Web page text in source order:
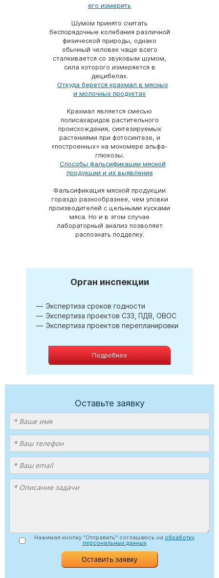
его измерить
Шумом принято считать
беспорядочные колебания различной
физической природы, однако
обычный человек чаще всего
сталкивается со звуковым шумом,
сила которого измеряется в
децибелах.
Откуда берется крахмал в мясных
и молочных продуктах
Крахмал является смесью
полисахаридов растительного
происхождения, синтезируемых
растениями при фотосинтезе, и
«построенных» на мономере альфа-
глюкозы.
Способы фальсификации мясной
продукции и их выявление
Фальсификация мясной продукции
гораздо разнообразнее, чем уловки
производителей с цельными кусками
мяса. Но и в этом случае
лабораторный анализ позволяет
распознать подделку.
Орган инспекции
Экспертиза сроков годности
Экспертиза проектов СЗЗ, ПДВ, ОВОС
Экспертиза проектов перепланировки
Подробнее
Оставьте заявку
Нажимая кнопку "Отправить" соглашаюсь на обработку
персональных данных